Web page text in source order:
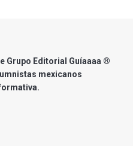
Grupo Editorial Guíaaaa ®
mexicanos